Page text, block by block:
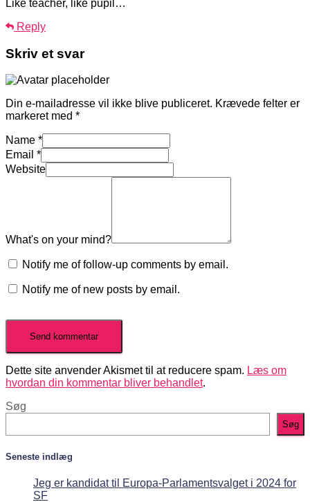
Like teacher, like pupil…
Reply
Skriv et svar
Din e-mailadresse vil ikke blive publiceret. Krævede felter er
markeret med *
Name *
Email *
Website
What's on your mind?
Notify me of follow-up comments by email.
Notify me of new posts by email.
Dette site anvender Akismet til at reducere spam. Læs om
hvordan din kommentar bliver behandlet.
Søg
Søg
Seneste indlæg
Jeg er kandidat til Europa-Parlamentsvalget i 2024 for
SF